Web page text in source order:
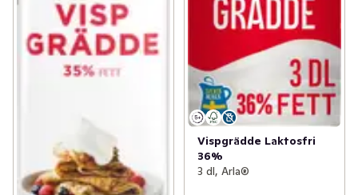
Vispgrädde Laktosfri
36%
3 dl, Arla®